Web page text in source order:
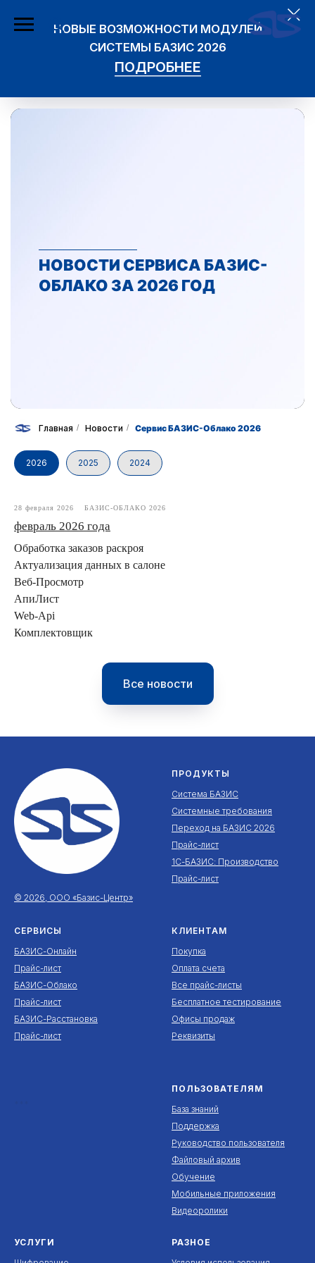
СИСТЕМЫ БАЗИС 2026
ПОДРОБНЕЕ
НОВОСТИ СЕРВИСА БАЗИС-
ОБЛАКО ЗА 2026 ГОД
Главная / Новости / Сервис БАЗИС-Облако 2026
2026 2025 2024
28 февраля 2026 БАЗИС-ОБЛАКО 2026
февраль 2026 года
Обработка заказов раскроя
Актуализация данных в салоне
Веб-Просмотр
АпиЛист
Web-Api
Комплектовщик
Все новости
© 2026, ООО «Базис-Центр»
ПРОДУКТЫ
Система БАЗИС
Системные требования
Переход на БАЗИС 2026
Прайс-лист
1С-БАЗИС: Производство
Прайс-лист
СЕРВИСЫ
БАЗИС-Онлайн
Прайс-лист
БАЗИС-Облако
Прайс-лист
БАЗИС-Расстановка
Прайс-лист
КЛИЕНТАМ
Покупка
Оплата счета
Все прайс-листы
Бесплатное тестирование
Офисы продаж
Реквизиты
ПОЛЬЗОВАТЕЛЯМ
База знаний
Поддержка
Руководство пользователя
Файловый архив
Обучение
Мобильные приложения
Видеоролики
УСЛУГИ
РАЗНОЕ